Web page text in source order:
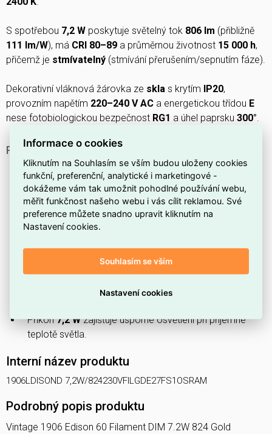
S spotřebou 7,2 W poskytuje světelný tok 806 lm (přibližně
111 lm/W), má CRI 80–89 a průměrnou životnost 15 000 h,
přičemž je stmívatelný (stmívání přerušením/sepnutím fáze).
Dekorativní vláknová žárovka ze skla s krytím IP20,
provozním napětím 220–240 V AC a energetickou třídou E
nese fotobiologickou bezpečnost RG1 a úhel paprsku 300°.
PROČ SI VYBRAT TENTO SVĚTELNÝ ZDROJ?
Kompatibilní s běžnými objímkami díky paticeE27.
Jestmívatelný, takže snadno upravíte intenzitu světla
podle potřeby.
Provozní napětí220–240 Vodpovídá standardním
svítidlu retro vzhled.
Vydává teplé světlo o teplotě
2400 K
Příkon7,2 Wzajišťuje úsporné osvětlení při příjemné
teplotě světla.
Interní název produktu
1906LDISOND 7,2W/824230VFILGDE27FS1OSRAM
Podrobný popis produktu
Vintage 1906 Edison 60 Filament DIM 7.2W 824 Gold
Informace o cookies
Kliknutím na Souhlasím se vším budou uloženy cookies
funkční, preferenční, analytické i marketingové -
dokážeme vám tak umožnit pohodlné používání webu,
měřit funkčnost našeho webu i vás cílit reklamou. Své
preference můžete snadno upravit kliknutím na
Nastavení cookies.
Souhlasím se vším
Nastavení cookies